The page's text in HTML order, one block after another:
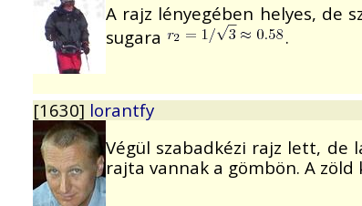
A rajz lényegében helyes, de
sugara
.
[1630] lorantfy
Végül szabadkézi rajz lett, de
rajta vannak a gömbön. A zöld